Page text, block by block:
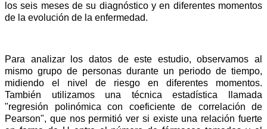
los seis meses de su diagnóstico y en diferentes momentos
de la evolución de la enfermedad.
Para analizar los datos de este estudio, observamos al
mismo grupo de personas durante un periodo de tiempo,
midiendo el nivel de riesgo en diferentes momentos.
También utilizamos una técnica estadística llamada
"regresión polinómica con coeficiente de correlación de
Pearson", que nos permitió ver si existe una relación fuerte